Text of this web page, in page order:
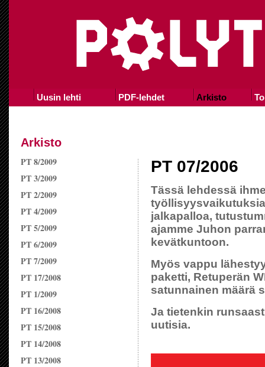
Uusin lehti PDF-lehdet Arkisto
Arkisto
PT 8/2009
PT 3/2009
PT 2/2009
PT 4/2009
PT 5/2009
PT 6/2009
PT 7/2009
PT 17/2008
PT 1/2009
PT 16/2008
PT 15/2008
PT 14/2008
PT 13/2008
PT 07/2006
Tässä lehdessä
jalkapalloa,
ajamme Juhon
kevätkuntoon.
Myös vappu
paketti, Retuperän
satunnainen määrä
Ja tietenkin
uutisia.